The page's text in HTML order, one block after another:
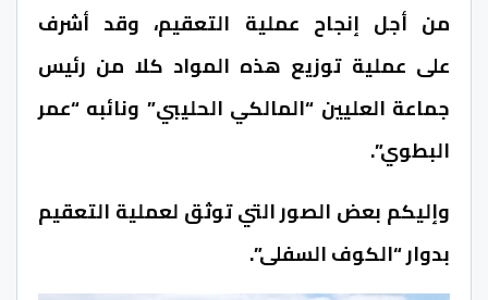
من أجل إنجاح عملية التعقيم، وقد أشرف
على عملية توزيع هذه المواد كلا من رئيس
جماعة العليين “المالكي الحليبي” ونائبه “عمر
البطوي”.
وإليكم بعض الصور التي توثق لعملية التعقيم
بدوار “الكوف السفلى”.